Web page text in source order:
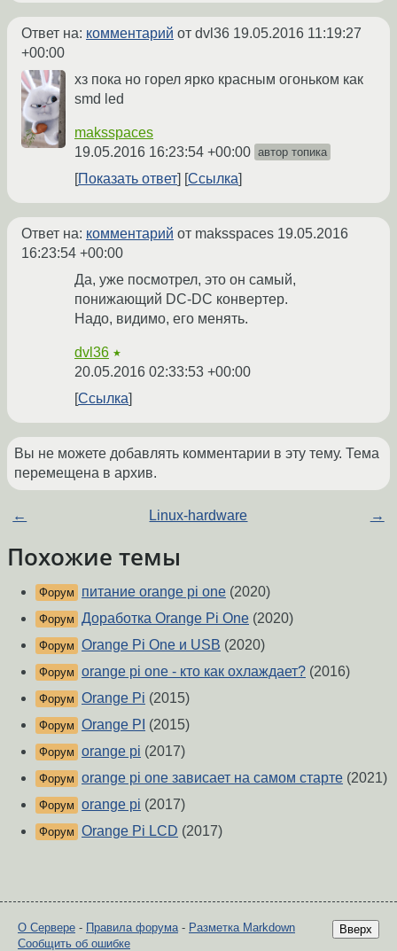
Ответ на: комментарий от dvl36 19.05.2016 11:19:27
+00:00
хз пока но горел ярко красным огоньком как
smd led
maksspaces
19.05.2016 16:23:54 +00:00 автор топика
Показать ответ Ссылка
Ответ на: комментарий от maksspaces 19.05.2016
16:23:54 +00:00
Да, уже посмотрел, это он самый,
понижающий DC-DC конвертер.
Надо, видимо, его менять.
dvl36 ★
20.05.2016 02:33:53 +00:00
Ссылка
Вы не можете добавлять комментарии в эту тему. Тема
перемещена в архив.
← Linux-hardware →
Похожие темы
Форум питание orange pi one (2020)
Форум Доработка Orange Pi One (2020)
Форум Orange Pi One и USB (2020)
Форум orange pi one - кто как охлаждает? (2016)
Форум Orange Pi (2015)
Форум Orange PI (2015)
Форум orange pi (2017)
Форум orange pi one зависает на самом старте (2021)
Форум orange pi (2017)
Форум Orange Pi LCD (2017)
Вверх
О Сервере - Правила форума- Разметка Markdown
Сообщить об ошибке